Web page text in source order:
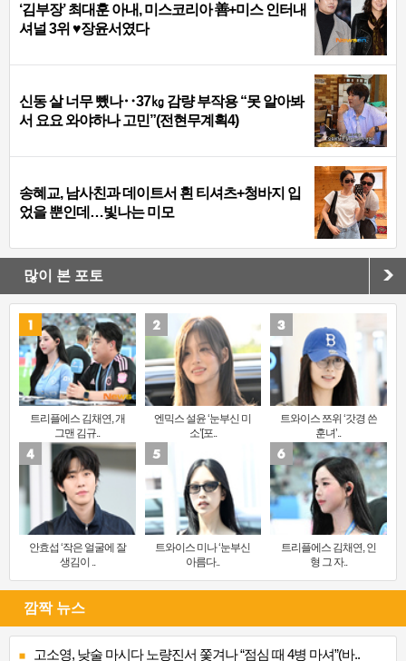
‘김부장’ 최대훈 아내, 미스코리아 善+미스 인터내
셔널 3위 ♥장윤서였다
신동 살 너무 뺐나‥37㎏ 감량 부작용 “못 알아봐
서 요요 와야하나 고민”(전현무계획4)
송혜교, 남사친과 데이트서 흰 티셔츠+청바지 입
었을 뿐인데…빛나는 미모
많이 본 포토
트리플에스 김채연, 개
그맨 김규..
엔믹스 설윤 ‘눈부신 미
소’[포..
트와이스 쯔위 ‘갓경 쓴
훈녀’..
안효섭 ‘작은 얼굴에 잘
생김이 ..
트와이스 미나 ‘눈부신
아름다..
트리플에스 김채연, 인
형 그 자..
깜짝 뉴스
고소영, 낮술 마시다 노량진서 쫓겨나 “점심 때 4병 마셔”(바..